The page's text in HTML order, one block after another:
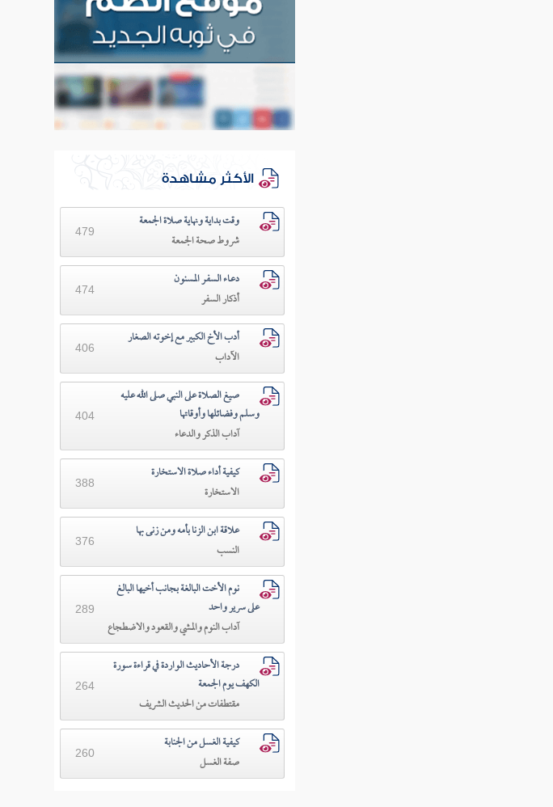
الأكثر مشاهدة
وقت بداية ونهاية صلاة الجمعة
شروط صحة الجمعة
479
دعـاء السفـر المسنون
أذكار السفر
474
أدب الأخ الكبير مع إخوته الصغار
الآداب
406
صيغ الصلاة على النبي صلى الله عليه
وسلم وفضائلها وأوقاتها
آداب الذكر والدعاء
404
كيفية أداء صلاة الاستخارة
الاستخارة
388
علاقة ابن الزنا بأمه ومن زنى بها
النسب
376
نوم الأخت البالغة بجانب أخيها البالغ
على سرير واحد
آداب النوم والمشي والقعود والاضطجاع
289
درجة الأحاديث الواردة في قراءة سورة
الكهف يوم الجمعة
مقتطفات من الحديث الشريف
264
كيفية الغسل من الجنابة
صفة الغسل
260